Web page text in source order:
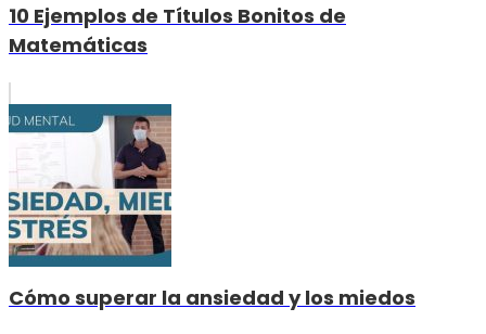
10 Ejemplos de Títulos Bonitos de
Matemáticas
Cómo superar la ansiedad y los miedos